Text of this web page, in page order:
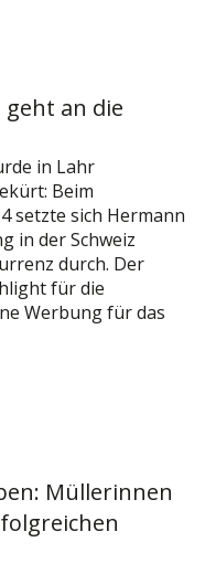
geht an die
in Lahr
Beim
setzte sich Hermann
in der Schweiz
durch. Der
für die
Werbung für das
Müllerinnen